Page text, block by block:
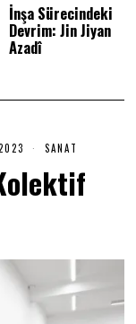
İnşa Sürecindeki
Devrim: Jin Jiyan
Azadî
M
A
3
SANAT